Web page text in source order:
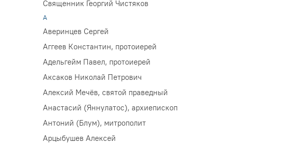
Священник Георгий Чистяков
А
Аверинцев Сергей
Аггеев Константин, протоиерей
Адельгейм Павел, протоиерей
Аксаков Николай Петрович
Алексий Мечёв, святой праведный
Анастасий (Яннулатос), архиепископ
Антоний (Блум), митрополит
Арцыбушев Алексей